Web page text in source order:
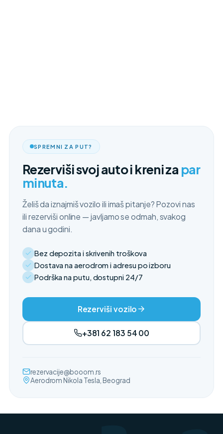
SPREMNI ZA PUT?
Rezerviši svoj auto i kreni za par
minuta.
Želiš da iznajmiš vozilo ili imaš pitanje? Pozovi nas
ili rezerviši online — javljamo se odmah, svakog
dana u godini.
Bez depozita i skrivenih troškova
Dostava na aerodrom i adresu po izboru
Podrška na putu, dostupni 24/7
Rezerviši vozilo
+381 62 183 54 00
rezervacije@booom.rs
Aerodrom Nikola Tesla, Beograd